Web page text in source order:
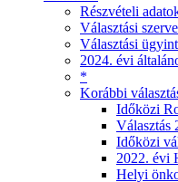
Részvételi
Választási
Választási
2024. évi
*
Korábbi
Időközi
Választás
Időközi
2022. évi
Helyi